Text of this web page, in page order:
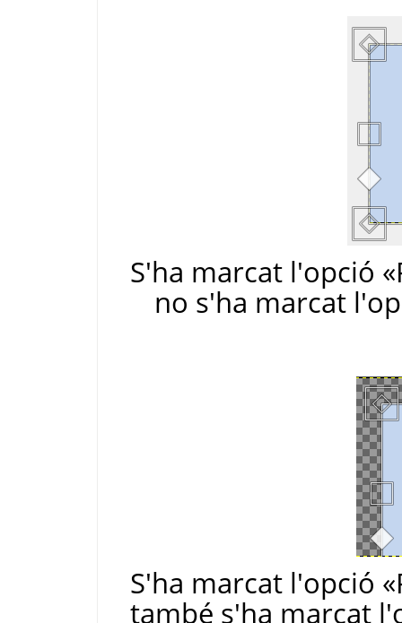
S'ha marcat l'opció
no s'ha marcat
S'ha marcat l'opció
també s'ha marcat